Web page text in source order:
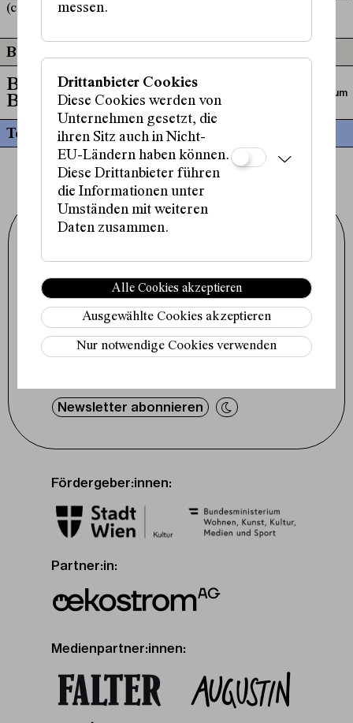
(c) BS Anne Frank
Beteiligt an
Brüche und
Brücken
Podium
Termine
Schauspielhaus Wien GmbH
+43 1 317 01 01
office@schauspielhaus.at
Impressum / Datenschutz
Presse / Downloads
Cookie-Einstellungen
Instagram
Newsletter abonnieren
Fördergeber:innen:
Partner:in:
Medienpartner:innen:
messen.
Drittanbieter Cookies
Diese Cookies werden von
Unternehmen gesetzt, die
ihren Sitz auch in Nicht-
EU-Ländern haben können.
Diese Drittanbieter führen
die Informationen unter
Umständen mit weiteren
Daten zusammen.
Alle Cookies akzeptieren
Ausgewählte Cookies akzeptieren
Nur notwendige Cookies verwenden